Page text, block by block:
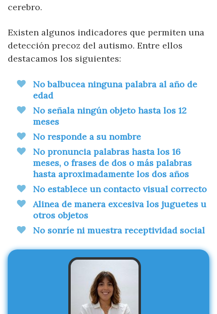
cerebro.
Existen algunos indicadores que permiten una
detección precoz del autismo. Entre ellos
destacamos los siguientes:
No balbucea ninguna palabra al año de
edad
No señala ningún objeto hasta los 12
meses
No responde a su nombre
No pronuncia palabras hasta los 16
meses, o frases de dos o más palabras
hasta aproximadamente los dos años
No establece un contacto visual correcto
Alinea de manera excesiva los juguetes u
otros objetos
No sonríe ni muestra receptividad social